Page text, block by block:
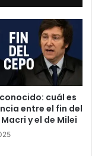
cuál es
entre el fin del
y el de Milei